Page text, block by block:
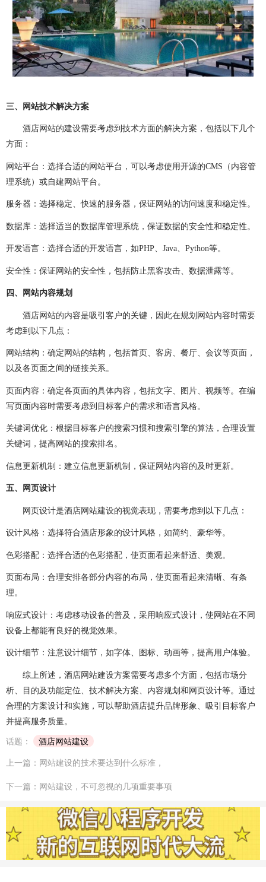
网站建设多少钱 网站制作 网站定制
网站建设问题 企业建站 建网站 小程序开发
做小程序 企业小程序开发 企业小程序制作
微信小程序开发
小程序开发费用 成都小程序开发 小程序定制开发
小程序制作
三、网站技术解决方案
酒店网站的建设需要考虑到技术方面的解决方案，包括以下几个
方面：
网站平台：选择合适的网站平台，可以考虑使用开源的CMS （内容管
理系统）或自建网站平台。
服务器：选择稳定、快速的服务器，保证网站的访问速度和稳定性。
数据库：选择适当的数据库管理系统，保证数据的安全性和稳定性。
开发语言：选择合适的开发语言，如PHP、 Java、 Python等。
安全性：保证网站的安全性，包括防止黑客攻击、数据泄露等。
四、网站内容规划
酒店网站的内容是吸引客户的关键，因此在规划网站内容时需要
考虑到以下几点：
网站结构：确定网站的结构，包括首页、客房、餐厅、会议等页面，
以及各页面之间的链接关系。
页面内容：确定各页面的具体内容，包括文字、图片、视频等。在编
写页面内容时需要考虑到目标客户的需求和语言风格。
关键词优化：根据目标客户的搜索习惯和搜索引擎的算法，合理设置
关键词，提高网站的搜索排名。
信息更新机制：建立信息更新机制，保证网站内容的及时更新。
五、网页设计
网页设计是酒店网站建设的视觉表现，需要考虑到以下几点：
设计风格：选择符合酒店形象的设计风格，如简约、豪华等。
色彩搭配：选择合适的色彩搭配，使页面看起来舒适、美观。
页面布局：合理安排各部分内容的布局，使页面看起来清晰、有条
理。
响应式设计：考虑移动设备的普及，采用响应式设计，使网站在不同
设备上都能有良好的视觉效果。
设计细节：注意设计细节，如字体、图标、动画等，提高用户体验。
综上所述，酒店网站建设方案需要考虑多个方面，包括市场分
析、目的及功能定位、技术解决方案、内容规划和网页设计等。通过
合理的方案设计和实施，可以帮助酒店提升品牌形象、吸引目标客户
并提高服务质量。
话题：
酒店网站建设
上一篇：网站建设的技术要达到什么标准，
下一篇：网站建设，不可忽视的几项重要事项